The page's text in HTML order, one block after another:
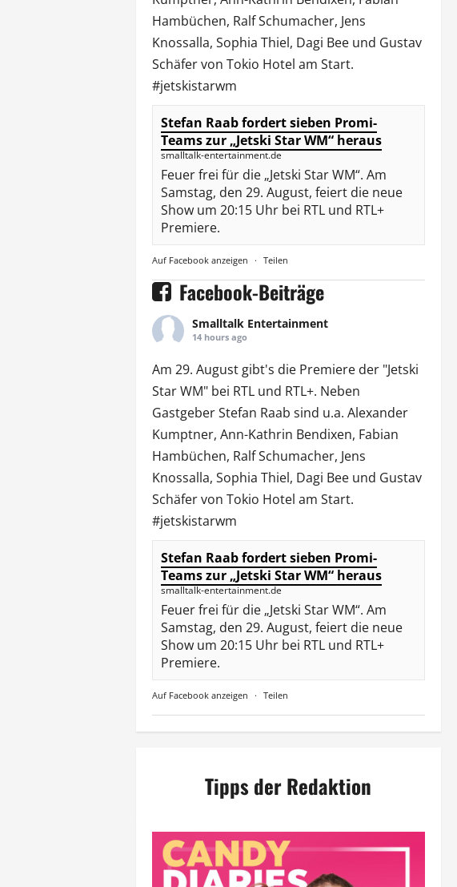
Hambüchen, Ralf Schumacher, Jens
Knossalla, Sophia Thiel, Dagi Beeund Gustav
Schäfer von Tokio Hotel am Start.
#jetskistarwm
Stefan Raab fordert sieben Promi-
Teams zur „Jetski Star WM“ heraus
smalltalk-entertainment.de
Feuer frei für die „Jetski Star WM“. Am
Samstag, den 29. August, feiert die neue
Show um 20:15 Uhr bei RTL und RTL+
Premiere.
Auf Facebook anzeigen · Teilen
Facebook-Beiträge
Smalltalk Entertainment
14 hours ago
Am 29. August gibt's die Premiere der "Jetski
Star WM" bei RTLund RTL+. Neben
Gastgeber Stefan Raab sind u.a. Alexander
Kumptner, Ann-Kathrin Bendixen, Fabian
Hambüchen, Ralf Schumacher, Jens
Knossalla, Sophia Thiel, Dagi Beeund Gustav
Schäfer von Tokio Hotel am Start.
#jetskistarwm
Stefan Raab fordert sieben Promi-
Teams zur „Jetski Star WM“ heraus
smalltalk-entertainment.de
Feuer frei für die „Jetski Star WM“. Am
Samstag, den 29. August, feiert die neue
Show um 20:15 Uhr bei RTL und RTL+
Premiere.
Auf Facebook anzeigen · Teilen
Tipps der Redaktion